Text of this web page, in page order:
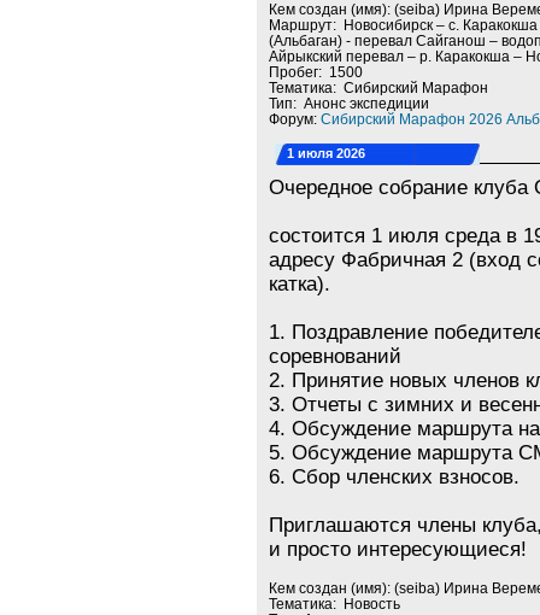
Кем создан (имя): (seiba) Ирина
Маршрут: Новосибирск – с.
(Альбаган) - перевал Сайганош –
Айрыкский перевал – р. Каракокша –
Пробег: 1500
Тематика: Сибирский Марафон
Тип: Анонс экспедиции
Форум:Сибирский Марафон 2026
1 июля 2026
Очередное собрание
состоится 1 июля среда в
адресу Фабричная 2 (вход
катка).
1. Поздравление
соревнований
2. Принятие новых членов
3. Отчеты с зимних и
4. Обсуждение маршрута
5. Обсуждение маршрута
6. Сбор членских взносов.
Приглашаются члены
и просто интересующиеся!
Кем создан (имя): (seiba) Ирина
Тематика: Новость